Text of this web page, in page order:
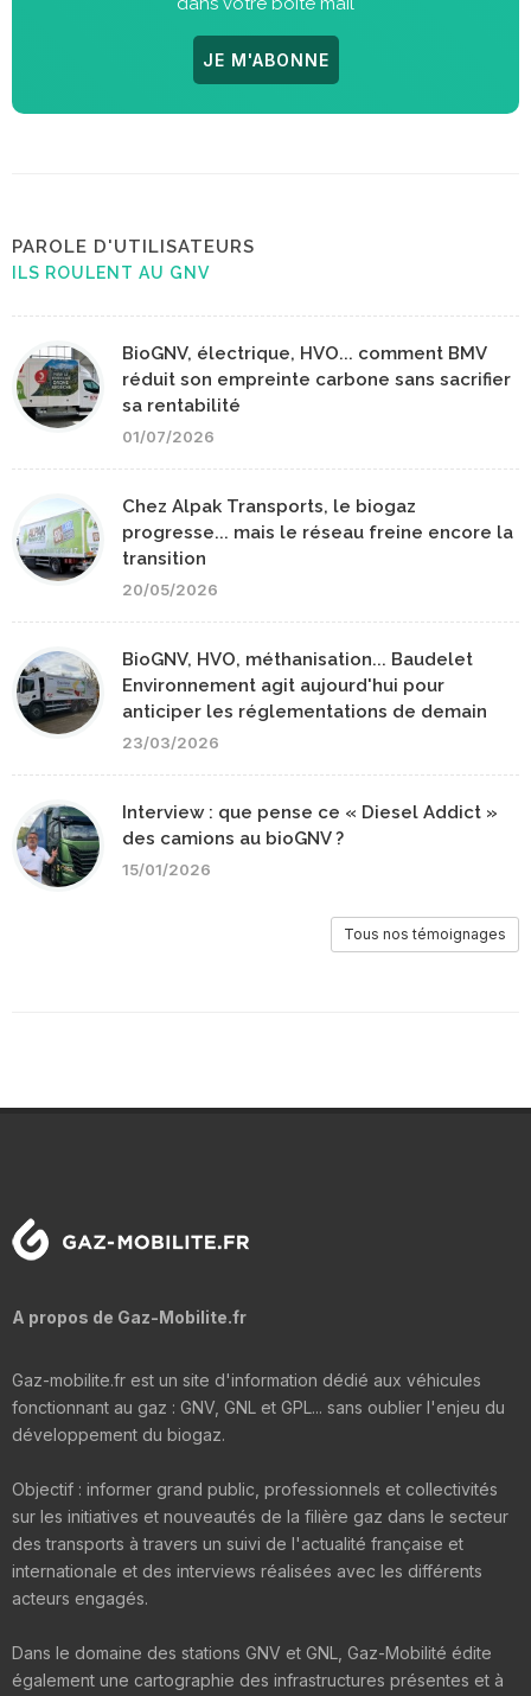
JE M'ABONNE
PAROLE D'UTILISATEURS
ILS ROULENT AU GNV
BioGNV, électrique, HVO... comment BMV
réduit son empreinte carbone sans sacrifier
sa rentabilité
01/07/2026
Chez Alpak Transports, le biogaz
progresse... mais le réseau freine encore la
transition
20/05/2026
BioGNV, HVO, méthanisation... Baudelet
Environnement agit aujourd'hui pour
anticiper les réglementations de demain
23/03/2026
Interview : que pense ce « Diesel Addict »
des camions au bioGNV ?
15/01/2026
Tous nos témoignages
A propos de Gaz-Mobilite.fr
Gaz-mobilite.fr est un site d'information dédié aux véhicules
fonctionnant au gaz : GNV, GNL et GPL... sans oublier l'enjeu du
développement du biogaz.
Objectif : informer grand public, professionnels et collectivités
sur les initiatives et nouveautés de la filière gaz dans le secteur
des transports à travers un suivi de l'actualité française et
internationale et des interviews réalisées avec les différents
acteurs engagés.
Dans le domaine des stations GNV et GNL, Gaz-Mobilité édite
également une cartographie des infrastructures présentes et à